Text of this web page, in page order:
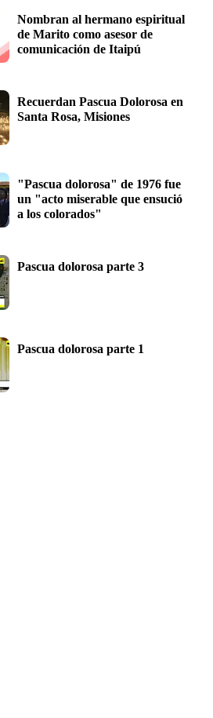
Nombran al hermano espiritual
de Marito como asesor de
comunicación de Itaipú
Recuerdan Pascua Dolorosa en
Santa Rosa, Misiones
"Pascua dolorosa" de 1976 fue
un "acto miserable que ensució
a los colorados"
Pascua dolorosa parte 3
Pascua dolorosa parte 1